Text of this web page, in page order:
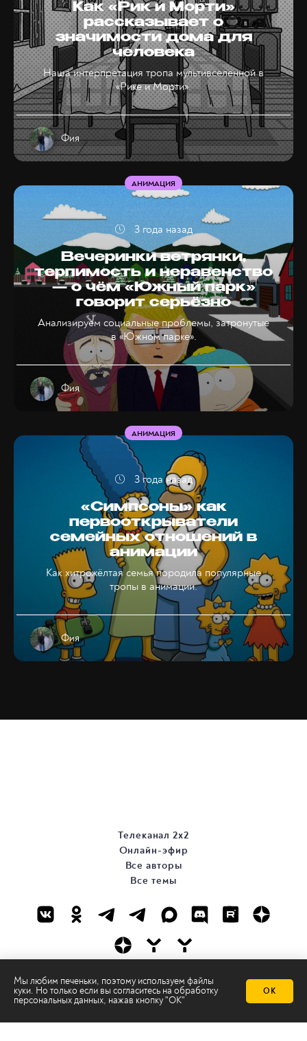
Как «Рик и Морти»
рассказывает о
значимости дома для
человека
Наша интерпретация тропа мультивселенной в
«Рике и Морти».
Фия
Вечеринки ветрянки,
терпимость и неравенство
— о чём «Южный парк»
говорит серьёзно
Анализируем социальные проблемы, затронутые
в «Южном парке».
АНИМАЦИЯ
Фия
3 года назад
«Симпсоны» как
первооткрыватели
семейных отношений в
анимации
Как хитрожёлтая семья породила популярные
тропы в анимации.
АНИМАЦИЯ
Фия
3 года назад
Мы любим печеньки, поэтому используем файлы
куки. Но только если вы согласитесь на обработку
персональных данных, нажав кнопку "ОК"
ОК
Телеканал 2х2
Онлайн-эфир
Все авторы
Все темы
© ООО «ТРК «2Х2», 2026
Правовая информация
Политика конфиденциальности